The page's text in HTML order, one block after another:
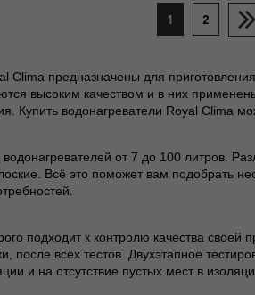
1 2
Clima предназначены для
высоким качеством и в них
Купить водонагреватели Royal Clima
от 7 до 100 литров.
Всё это поможет вам подобрать
подходит к контролю качества своей
после всех тестов. Двухэтапное
и на отсутствие пустых мест в